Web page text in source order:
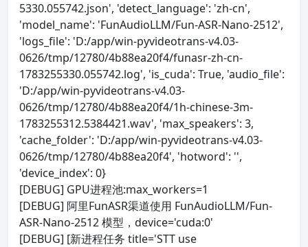
5330.055742.json', 'detect_language': 'zh-cn',
'model_name': 'FunAudioLLM/Fun-ASR-Nano-2512',
'logs_file': 'D:/app/win-pyvideotrans-v4.03-
0626/tmp/12780/4b88ea20f4/funasr-zh-cn-
1783255330.055742.log', 'is_cuda': True, 'audio_file':
'D:/app/win-pyvideotrans-v4.03-
0626/tmp/12780/4b88ea20f4/1h-chinese-3m-
1783255312.5384421.wav', 'max_speakers': 3,
'cache_folder': 'D:/app/win-pyvideotrans-v4.03-
0626/tmp/12780/4b88ea20f4', 'hotword': '',
'device_index': 0}
[DEBUG] GPU进程池:max_workers=1
[DEBUG] 阿里FunASR渠道使用 FunAudioLLM/Fun-
ASR-Nano-2512 模型，device='cuda:0'
[DEBUG] [新进程任务 title='STT use